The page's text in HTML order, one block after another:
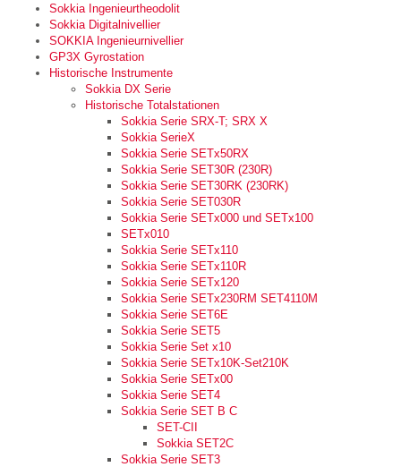
Sokkia Ingenieurtheodolit
Sokkia Digitalnivellier
SOKKIA Ingenieurnivellier
GP3X Gyrostation
Historische Instrumente
Sokkia DX Serie
Historische Totalstationen
Sokkia Serie SRX-T; SRX X
Sokkia SerieX
Sokkia Serie SETx50RX
Sokkia Serie SET30R (230R)
Sokkia Serie SET30RK (230RK)
Sokkia Serie SET030R
Sokkia Serie SETx000 und SETx100
SETx010
Sokkia Serie SETx110
Sokkia Serie SETx110R
Sokkia Serie SETx120
Sokkia Serie SETx230RM SET4110M
Sokkia Serie SET6E
Sokkia Serie SET5
Sokkia Serie Set x10
Sokkia Serie SETx10K-Set210K
Sokkia Serie SETx00
Sokkia Serie SET4
Sokkia Serie SET B C
SET-CII
Sokkia SET2C
Sokkia Serie SET3